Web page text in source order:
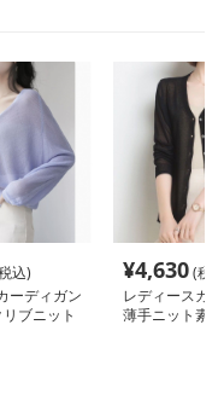
込)
ーディガン
ブニット
¥4,630(税
レディースカ
薄手ニット素